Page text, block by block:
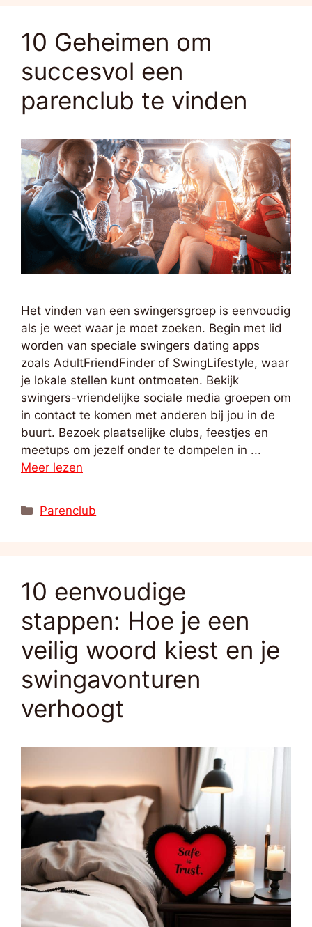
10 Geheimen om
succesvol een
parenclub te vinden
Het vinden van een swingersgroep is eenvoudig
als je weet waar je moet zoeken. Begin met lid
worden van speciale swingers dating apps
zoals AdultFriendFinder of SwingLifestyle, waar
je lokale stellen kunt ontmoeten. Bekijk
swingers-vriendelijke sociale media groepen om
in contact te komen met anderen bij jou in de
buurt. Bezoek plaatselijke clubs, feestjes en
meetups om jezelf onder te dompelen in ...
Meer lezen
Categorieën
Parenclub
10 eenvoudige
stappen: Hoe je een
veilig woord kiest en je
swingavonturen
verhoogt